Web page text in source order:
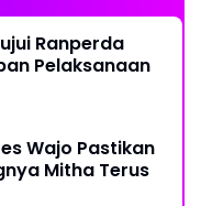
Ranperda
Pelaksanaan
Wajo Pastikan
Mitha Terus